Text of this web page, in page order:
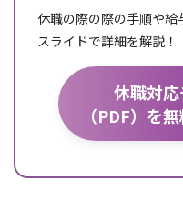
休職の際の際の手順や給
スライドで詳細を解説！
休職対
（PDF）を